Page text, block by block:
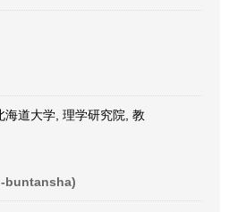
海道大学, 理学研究院, 教
buntansha)